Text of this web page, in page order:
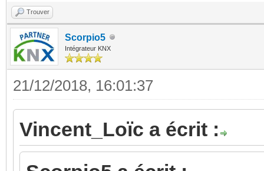
Trouver
Scorpio5
Intégrateur KNX
21/12/2018, 16:01:37
Vincent_Loïc a écrit :